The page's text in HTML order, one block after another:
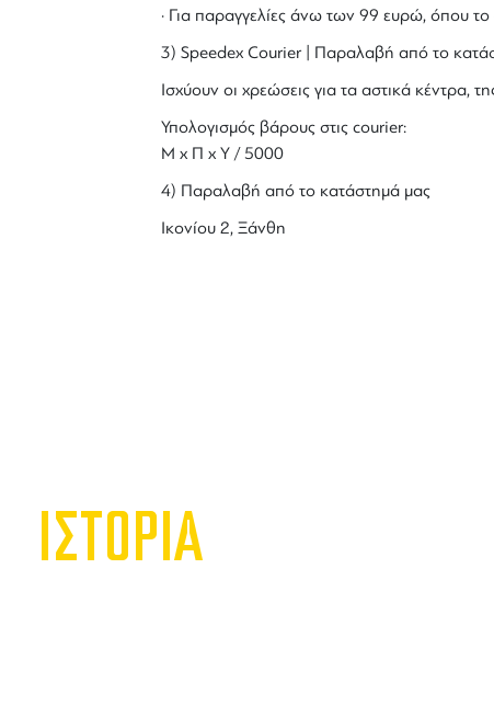
· Για παραγγελίες άνω των 99 ευρώ, όπου
3) Speedex Courier | Παραλαβή από το
Ισχύουν οι χρεώσεις για τα αστικά κέντρα,
Υπολογισμός βάρους στις courier:
Μ x Π x Y / 5000
4) Παραλαβή από το κατάστημά μας
Ικονίου 2, Ξάνθη
ΙΣΤΟΡΙΑ